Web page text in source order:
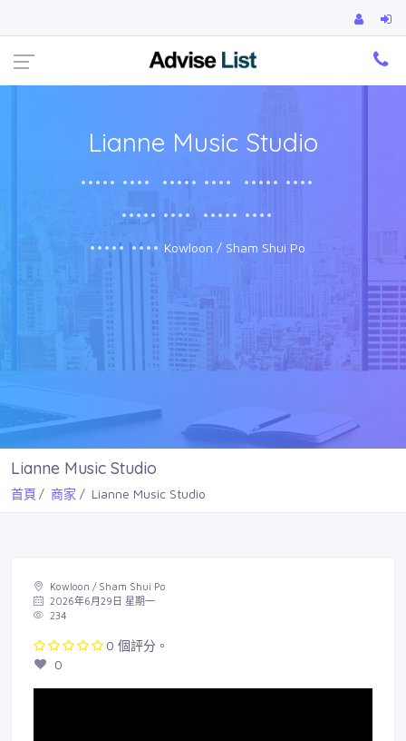
Lianne Music Studio
••••• •••• ••••• •••• ••••• ••••
••••• •••• ••••• ••••
••••• •••• Kowloon / Sham Shui Po
Lianne Music Studio
首頁 商家 Lianne Music Studio
Kowloon / Sham Shui Po
2026年6月29日 星期一
234
0 個評分。
0